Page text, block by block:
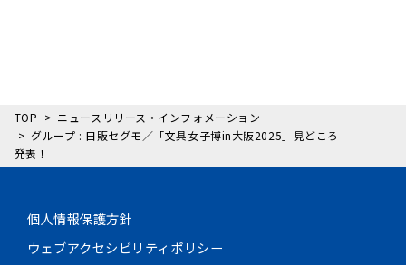
TOP
ニュースリリース・インフォメーション
グループ : 日販セグモ／「文具女子博in大阪2025」見どころ
発表！
個人情報保護方針
ウェブアクセシビリティポリシー